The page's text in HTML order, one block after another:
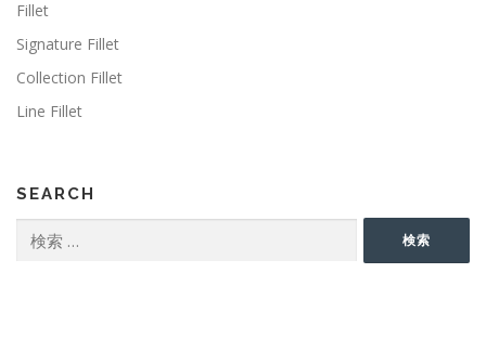
Fillet
Signature Fillet
Collection Fillet
Line Fillet
SEARCH
索:
検索